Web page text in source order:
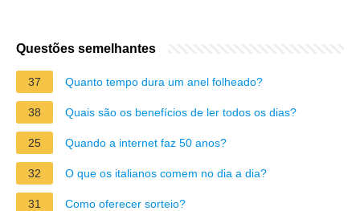
Questões semelhantes
37 Quanto tempo dura um anel folheado?
38 Quais são os benefícios de ler todos os dias?
25 Quando a internet faz 50 anos?
32 O que os italianos comem no dia a dia?
31 Como oferecer sorteio?